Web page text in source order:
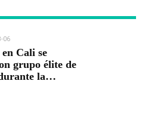
06
Cali se
grupo élite de
la